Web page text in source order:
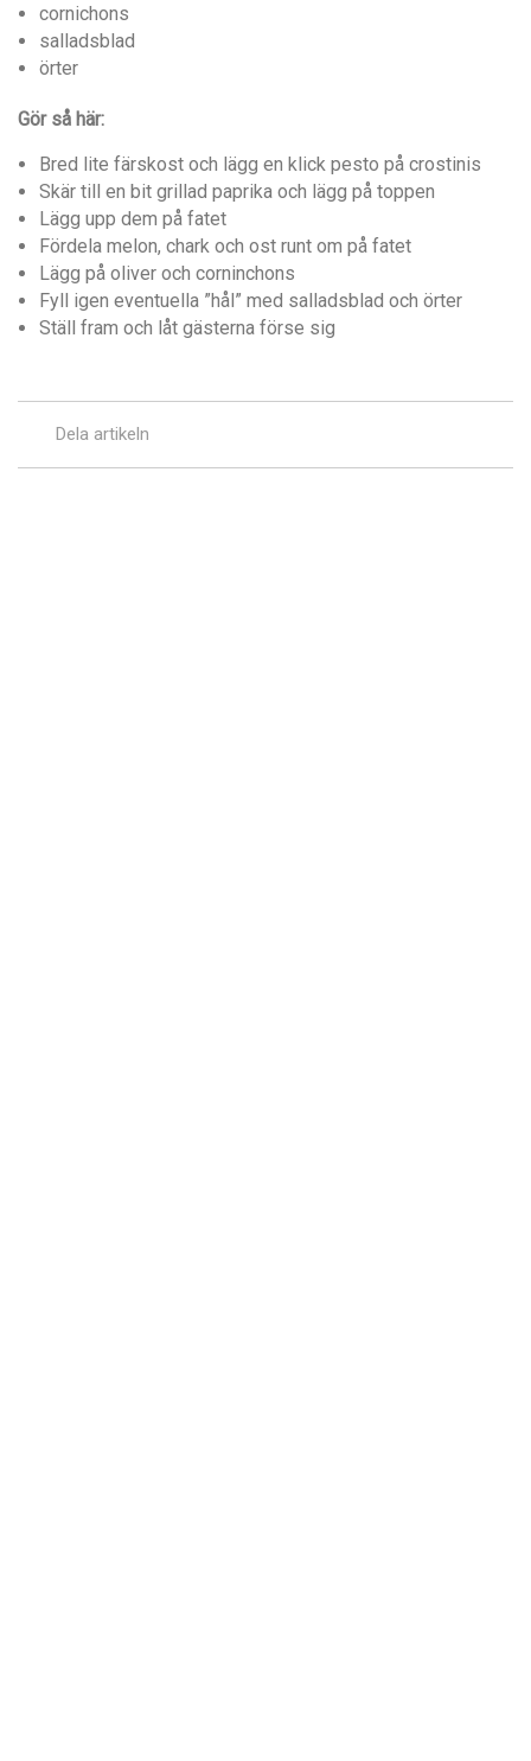
cornichons
salladsblad
örter
Gör så här:
Bred lite färskost och lägg en klick pesto på crostinis
Skär till en bit grillad paprika och lägg på toppen
Lägg upp dem på fatet
Fördela melon, chark och ost runt om på fatet
Lägg på oliver och corninchons
Fyll igen eventuella ”hål” med salladsblad och örter
Ställ fram och låt gästerna förse sig
Dela artikeln